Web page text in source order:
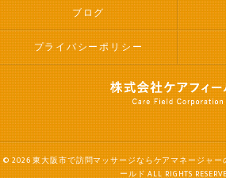
ブログ
プライバシーポリシー
© 2026 東大阪市で訪問マッサージならケアマネージャ
ールド ALL RIGHTS